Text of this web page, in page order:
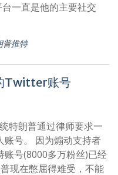
一直是他的主要社交
普推特
Twitter账号
特朗普通过律师要求一
账号。 因为煽动支持者
账号(8000多万粉丝)已经
现在憋屈得难受，不能